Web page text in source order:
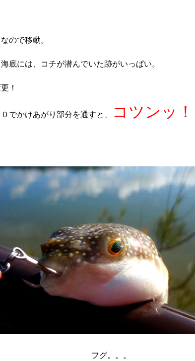
ので移動。
底には、コチが潜んでいた跡がいっぱい。
！
でかけあがり部分を通すと、 コツンッ！
フグ。。。